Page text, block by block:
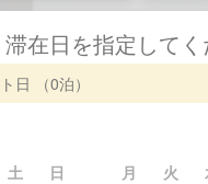
在日を指定して
日 （0泊）
土
日
月 火